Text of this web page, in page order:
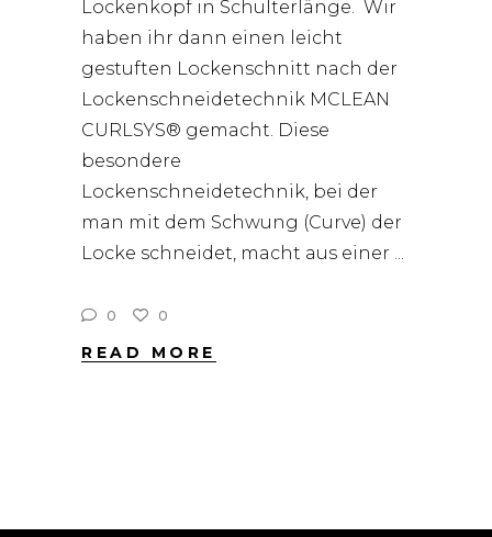
Lockenkopf in Schulterlänge. Wir
haben ihr dann einen leicht
gestuften Lockenschnitt nach der
Lockenschneidetechnik MCLEAN
CURLSYS® gemacht. Diese
besondere
Lockenschneidetechnik, bei der
man mit dem Schwung (Curve) der
Locke schneidet, macht aus einer
0 0
READ MORE